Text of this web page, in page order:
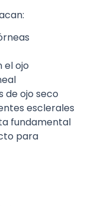
el ojo
de ojo seco
esclerales
fundamental
para